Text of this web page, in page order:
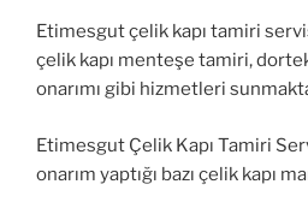
Etimesgut çelik kapı tamiri
çelik kapı menteşe tamiri,
onarımı gibi hizmetleri
Etimesgut Çelik Kapı Tamiri
onarım yaptığı bazı çelik kapı